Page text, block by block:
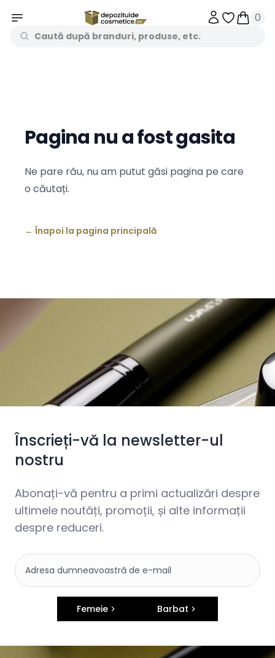
Obiecte
0
Pagina nu a fost gasita
Ne pare rău, nu am putut găsi pagina pe care
o căutați.
← Înapoi la pagina principală
Înscrieți-vă la newsletter-ul
nostru
Abonați-vă pentru a primi actualizări despre
ultimele noutăți, promoții, și alte informații
despre reduceri.
Femeie Barbat